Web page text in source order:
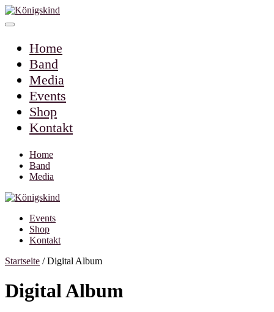
Home
Band
Media
Events
Shop
Kontakt
Home
Band
Media
Events
Shop
Kontakt
Startseite / Digital Album
Digital Album